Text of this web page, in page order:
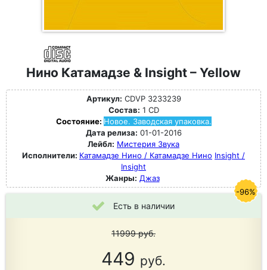
Нино Катамадзе & Insight – Yellow
Артикул: CDVP 3233239
Состав: 1 CD
Состояние: Новое. Заводская упаковка.
Дата релиза: 01-01-2016
Лейбл: Мистерия Звука
Исполнители: Катамадзе Нино / Катамадзе Нино Insight /
Insight
Жанры: Джаз
Есть в наличии
11999руб.
449 руб.
-96%